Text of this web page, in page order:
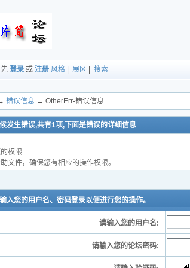
先登录 或注册 风格 |展区 |搜索
错误信息 → OtherErr-错误信息
发生错误,共有1项,下面是错误的详细信息
权限
文件，确保您有相应的操作权限。
入您的用户名、密码登录以便进行您的操作。
请输入您的用户名:
请输入您的论坛密码: